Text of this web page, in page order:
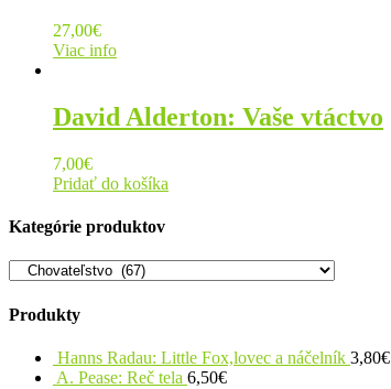
27,00€
Viac info
David Alderton: Vaše vtáctvo
7,00€
Pridať do košíka
Kategórie produktov
Produkty
Hanns Radau: Little Fox,lovec a náčelník 3,80€
A. Pease: Reč tela 6,50€